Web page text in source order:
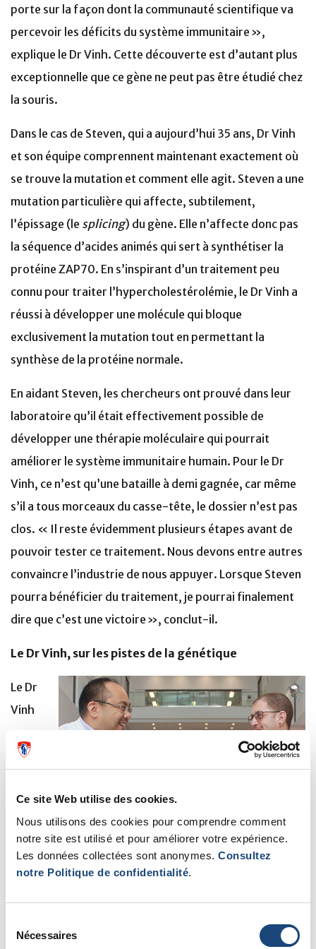
Ce site Web utilise des cookies.
Nous utilisons des cookies pour comprendre comment
notre site est utilisé et pour améliorer votre expérience.
Les données collectées sont anonymes. Consultez
notre Politique de confidentialité.
Nécessaires
porte sur la façon dont la communauté scientifique va
percevoir les déficits du système immunitaire »,
explique le Dr Vinh. Cette découverte est d’autant plus
exceptionnelle que ce gène ne peut pas être étudié chez
la souris.
Dans le cas de Steven, qui a aujourd’hui 35 ans, Dr Vinh
et son équipe comprennent maintenant exactement où
se trouve la mutation et comment elle agit. Steven a une
mutation particulière qui affecte, subtilement,
l’épissage (le splicing) du gène. Elle n’affecte donc pas
la séquence d’acides animés qui sert à synthétiser la
protéine ZAP70. En s’inspirant d’un traitement peu
connu pour traiter l’hypercholestérolémie, le Dr Vinh a
réussi à développer une molécule qui bloque
exclusivement la mutation tout en permettant la
synthèse de la protéine normale.
En aidant Steven, les chercheurs ont prouvé dans leur
laboratoire qu’il était effectivement possible de
développer une thérapie moléculaire qui pourrait
améliorer le système immunitaire humain. Pour le Dr
Vinh, ce n’est qu’une bataille à demi gagnée, car même
s’il a tous morceaux du casse-tête, le dossier n’est pas
clos. « Il reste évidemment plusieurs étapes avant de
pouvoir tester ce traitement. Nous devons entre autres
convaincre l’industrie de nous appuyer. Lorsque Steven
pourra bénéficier du traitement, je pourrai finalement
dire que c’est une victoire », conclut-il.
Le Dr Vinh, sur les pistes de la génétique
Dr. Donald Vinh chercheur à l'IR-CUSM et Steven Francis
« Je suis très content d'avoir enfin une réponse et je suis
Le Dr
Vinh
cherche à comprendre pourquoi la génétique de